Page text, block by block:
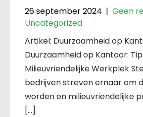
26 september 2024 | Geen
Uncategorized
Artikel: Duurzaamheid op
Duurzaamheid op Kantoor:
Milieuvriendelijke Werkplek
bedrijven streven ernaar om
worden en milieuvriendelijke
[…]